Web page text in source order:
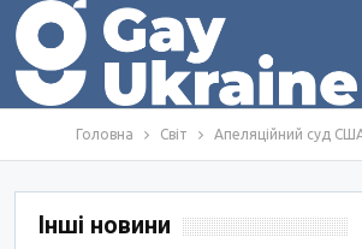
Головна Світ Апеляційний суд
Інші новини